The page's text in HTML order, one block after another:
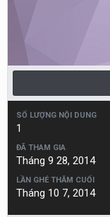
SỐ LƯỢNG NỘI DUNG
1
ĐÃ THAM GIA
Tháng 9 28, 2014
LẦN GHÉ THĂM CUỐI
Tháng 10 7, 2014